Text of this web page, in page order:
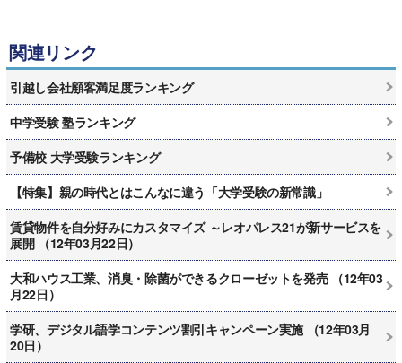
関連リンク
引越し会社顧客満足度ランキング
中学受験 塾ランキング
予備校 大学受験ランキング
【特集】親の時代とはこんなに違う「大学受験の新常識」
賃貸物件を自分好みにカスタマイズ ～レオパレス21が新サービスを
展開 （12年03月22日）
大和ハウス工業、消臭・除菌ができるクローゼットを発売 （12年03
月22日）
学研、デジタル語学コンテンツ割引キャンペーン実施 （12年03月
20日）